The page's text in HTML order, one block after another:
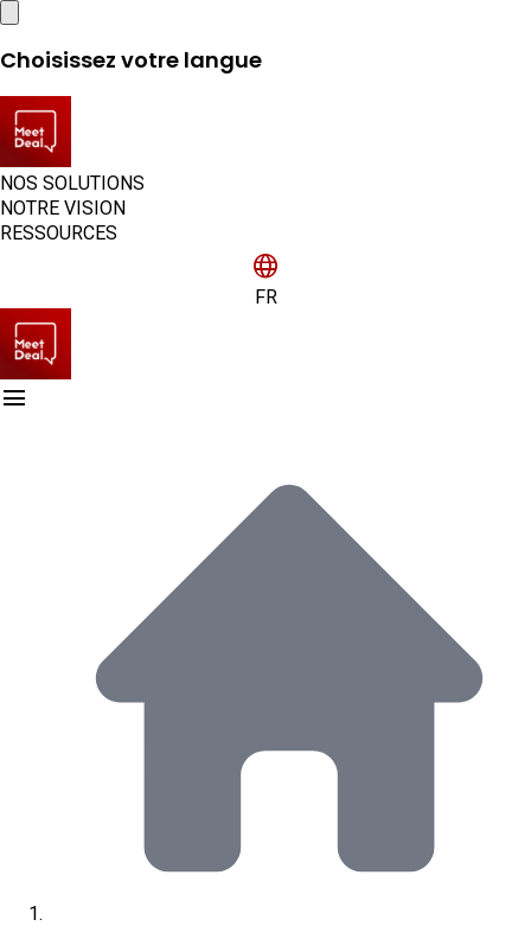
Choisissez votre langue
NOS SOLUTIONS
NOTRE VISION
RESSOURCES
language
FR
menu